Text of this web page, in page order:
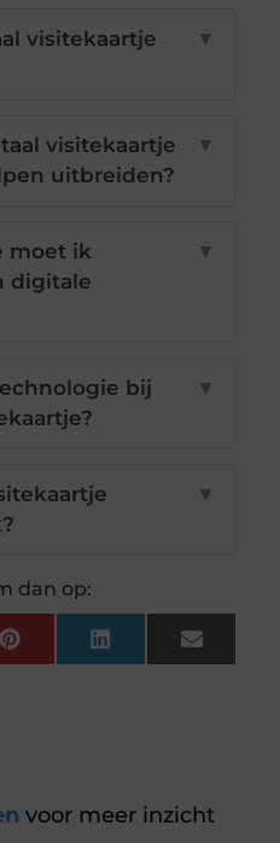
visitekaartje
▼
visitekaartje
uitbreiden?
▼
moet ik
digitale
▼
bij
▼
▼
dan op:
PinterestLinkedInEmail
voor meer inzicht